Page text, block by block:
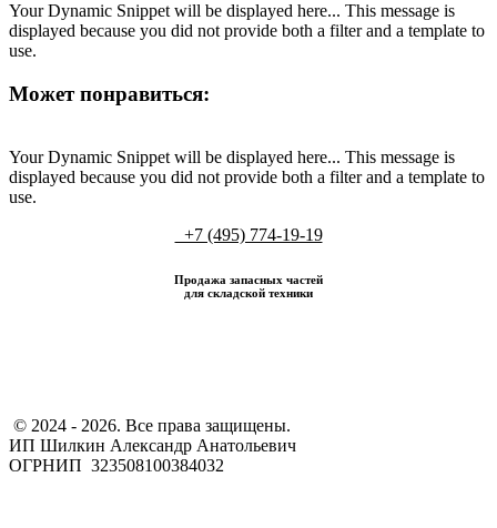
Your Dynamic Snippet will be displayed here... This message is
displayed because you did not provide both a filter and a template to
use.
Может понравиться:
Your Dynamic Snippet will be displayed here... This message is
displayed because you did not provide both a filter and a template to
use.
+7 (495) 774-19-19
Продажа запасных частей
для складской техники
​ © 2024 - 2026. Все права защищены.
ИП Шилкин Александр Анатольевич
ОГРНИП 323508100384032